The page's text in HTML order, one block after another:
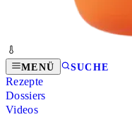
MENÜ SUCHE
Rezepte
Dossiers
Videos